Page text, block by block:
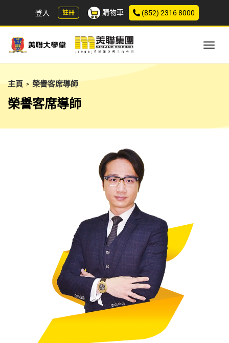
登入 註冊 購物車 (852) 2316 8000
主頁 > 榮譽客席導師
榮譽客席導師